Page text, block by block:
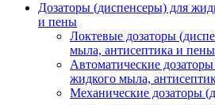
Дозаторы (диспенсеры) для
и пены
Локтевые дозаторы
мыла, антисептика и пены
Автоматические
жидкого мыла,
Механические дозаторы